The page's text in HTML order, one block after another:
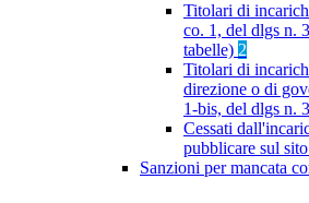
Titolari di
co. 1, del dlgs n.
tabelle) 2
Titolari di
direzione o di
1-bis, del dlgs n.
Cessati
pubblicare sul
Sanzioni per mancata